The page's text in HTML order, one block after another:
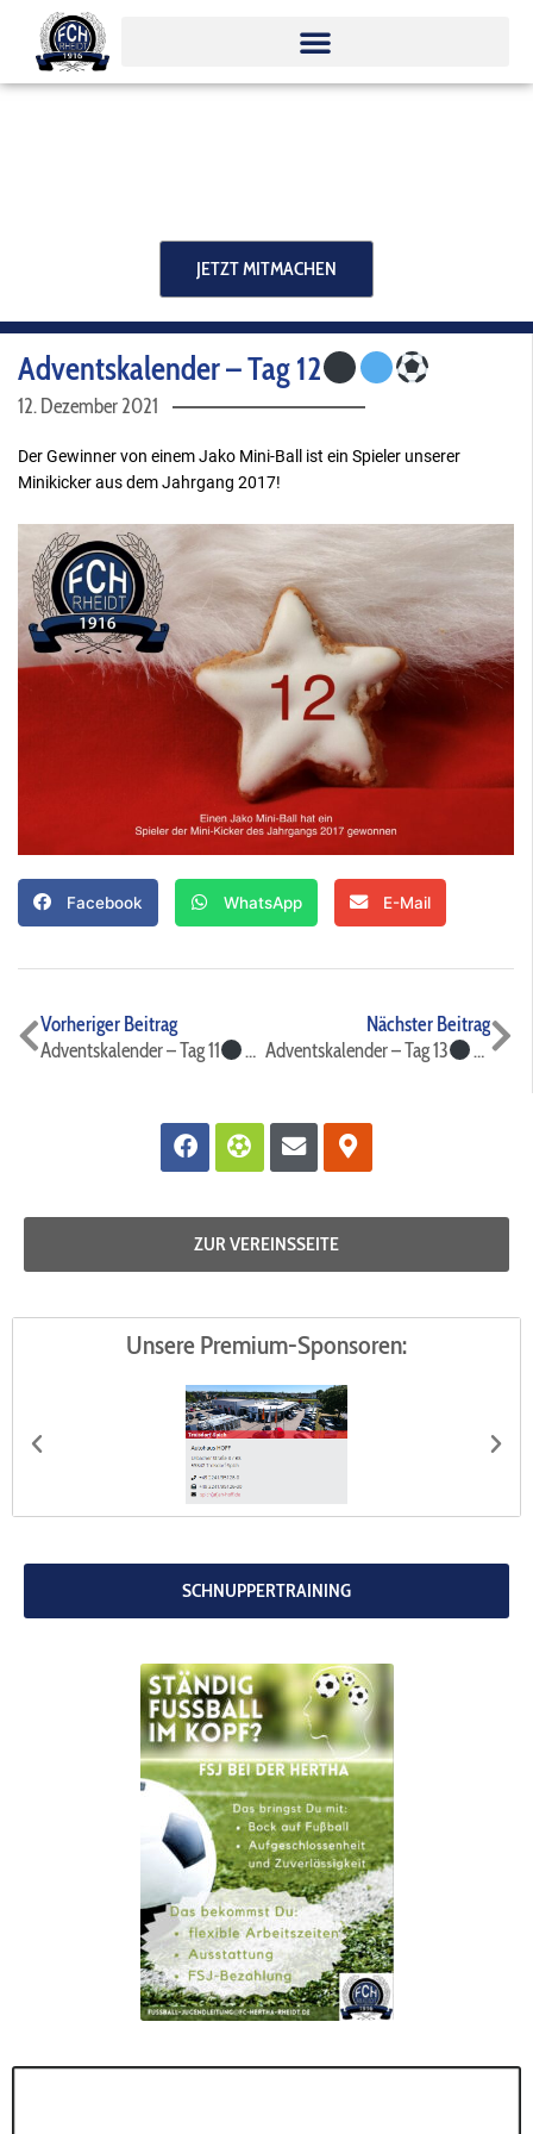
Inhalt
springen
JETZT MITMACHEN
Adventskalender – Tag 12
12. Dezember 2021
Der Gewinner von einem Jako Mini-Ball ist ein Spieler unserer
Minikicker aus dem Jahrgang 2017!
Facebook WhatsApp E-Mail
Zurück
Vorheriger Beitrag
Adventskalender – Tag 11
Nächster Beitrag
Adventskalender – Tag 13
Facebook
FutbolEnvelope
Map-
marker-
alt
ZUR VEREINSSEITE
Unsere Premium-Sponsoren:
SCHNUPPERTRAINING